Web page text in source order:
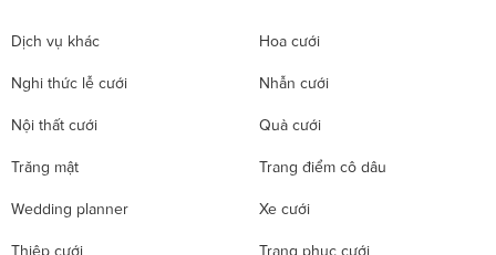
Dịch vụ khác Hoa cưới
Nghi thức lễ cưới Nhẫn cưới
Nội thất cưới Quà cưới
Trăng mật Trang điểm cô dâu
Wedding planner Xe cưới
Thiệp cưới Trang phục cưới